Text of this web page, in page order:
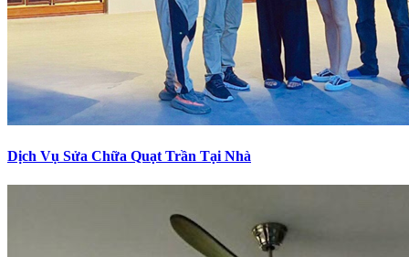
Dịch Vụ Sửa Chữa Quạt Trần Tại Nhà